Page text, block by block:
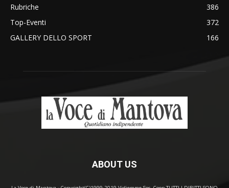
Rubriche
386
Top-Eventi
372
GALLERY DELLO SPORT
166
ABOUT US